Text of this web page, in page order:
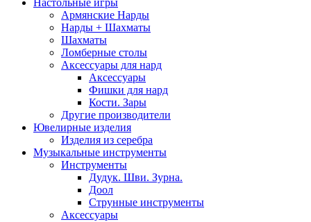
Настольные игры
Армянские Нарды
Нарды + Шахматы
Шахматы
Ломберные столы
Аксессуары для нард
Аксессуары
Фишки для нард
Кости. Зары
Другие производители
Ювелирные изделия
Изделия из серебра
Музыкальные инструменты
Инструменты
Дудук. Шви. Зурна.
Доол
Струнные инструменты
Аксессуары